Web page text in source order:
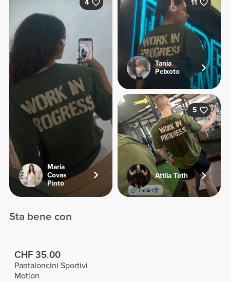
4
Maria
Covas
Pinto
11
Tania
Peixoto
5
Attila Toth
Sta bene con
CHF 35.00
Pantaloncini Sportivi
Motion